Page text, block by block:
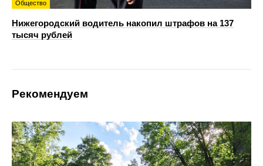
Общество
Нижегородский водитель накопил штрафов на 137
тысяч рублей
Рекомендуем